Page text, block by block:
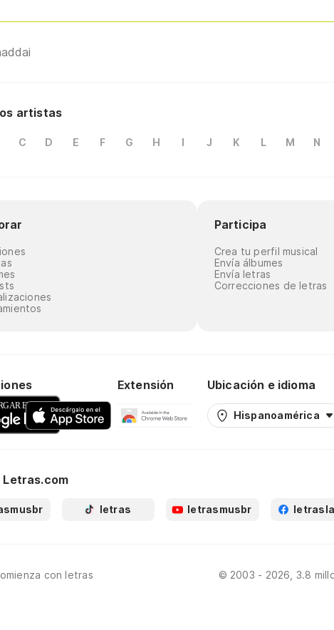
artistas
C D E F G H I J K L M N
Participa
Crea tu perfil musical
Envía álbumes
Envía letras
Correcciones de letras
Extensión Ubicación e idioma
Hispanoamérica
Letras.com
letras letrasmusbr
con letras © 2003 - 2026, 3.8